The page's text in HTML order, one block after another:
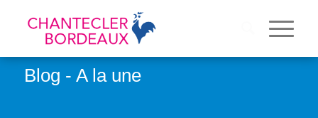
Blog - A la une